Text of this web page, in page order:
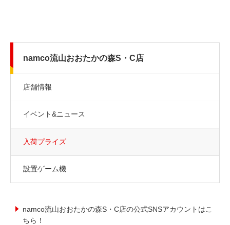
namco流山おおたかの森S・C店
店舗情報
イベント&ニュース
入荷プライズ
設置ゲーム機
namco流山おおたかの森S・C店の公式SNSアカウントはこ
ちら！